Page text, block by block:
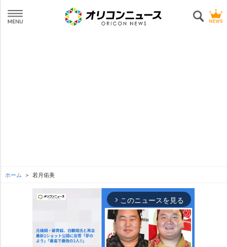
ホーム 若月佑美
arrow_forward_ios このニュースを見る